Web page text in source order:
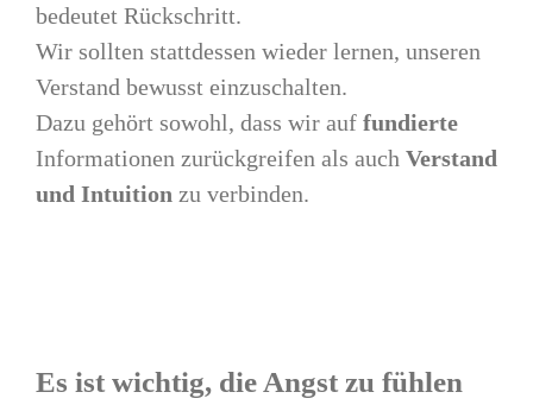
bedeutet Rückschritt.
Wir sollten stattdessen wieder lernen, unseren
Verstand bewusst einzuschalten.
Dazu gehört sowohl, dass wir auf fundierte
Informationen zurückgreifen als auch Verstand
und Intuition zu verbinden.
Es ist wichtig, die Angst zu fühlen